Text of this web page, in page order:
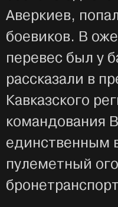
Аверкиев,
боевиков. В
перевес был у
рассказали в
Кавказского
командования
единственным
пулеметный